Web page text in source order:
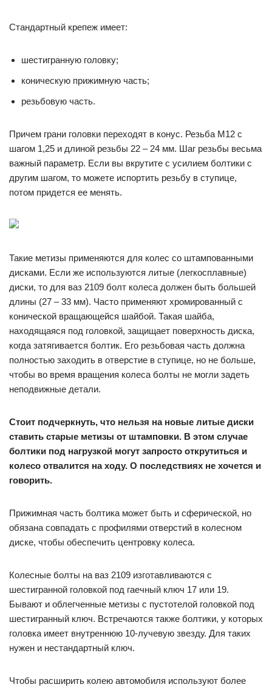
Стандартный крепеж имеет:
шестигранную головку;
коническую прижимную часть;
резьбовую часть.
Причем грани головки переходят в конус. Резьба М12 с
шагом 1,25 и длиной резьбы 22 – 24 мм. Шаг резьбы весьма
важный параметр. Если вы вкрутите с усилием болтики с
другим шагом, то можете испортить резьбу в ступице,
потом придется ее менять.
Такие метизы применяются для колес со штампованными
дисками. Если же используются литые (легкосплавные)
диски, то для ваз 2109 болт колеса должен быть большей
длины (27 – 33 мм). Часто применяют хромированный с
конической вращающейся шайбой. Такая шайба,
находящаяся под головкой, защищает поверхность диска,
когда затягивается болтик. Его резьбовая часть должна
полностью заходить в отверстие в ступице, но не больше,
чтобы во время вращения колеса болты не могли задеть
неподвижные детали.
Стоит подчеркнуть, что нельзя на новые литые диски
ставить старые метизы от штамповки. В этом случае
болтики под нагрузкой могут запросто открутиться и
колесо отвалится на ходу. О последствиях не хочется и
говорить.
Прижимная часть болтика может быть и сферической, но
обязана совпадать с профилями отверстий в колесном
диске, чтобы обеспечить центровку колеса.
Колесные болты на ваз 2109 изготавливаются с
шестигранной головкой под гаечный ключ 17 или 19.
Бывают и облегченные метизы с пустотелой головкой под
шестигранный ключ. Встречаются также болтики, у которых
головка имеет внутреннюю 10-лучевую звезду. Для таких
нужен и нестандартный ключ.
Чтобы расширить колею автомобиля используют более